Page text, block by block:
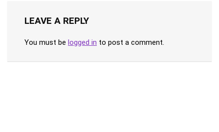
LEAVE A REPLY
You must be logged in to post a comment.